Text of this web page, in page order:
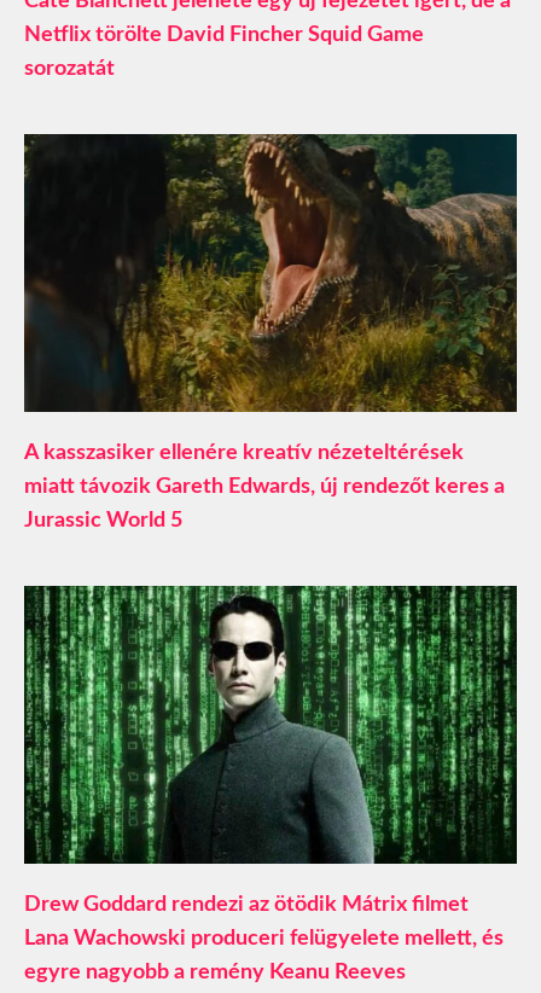
Netflix törölte David Fincher Squid Game
sorozatát
A kasszasiker ellenére kreatív nézeteltérések
miatt távozik Gareth Edwards, új rendezőt keres a
Jurassic World 5
Drew Goddard rendezi az ötödik Mátrix filmet
Lana Wachowski produceri felügyelete mellett, és
egyre nagyobb a remény Keanu Reeves